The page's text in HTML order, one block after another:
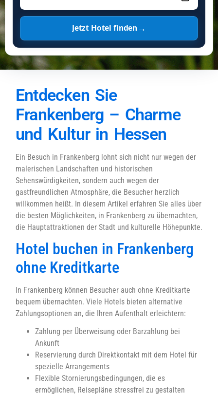
Jetzt Hotel finden→
Entdecken Sie
Frankenberg – Charme
und Kultur in Hessen
Ein Besuch in Frankenberg lohnt sich nicht nur wegen der
malerischen Landschaften und historischen
Sehenswürdigkeiten, sondern auch wegen der
gastfreundlichen Atmosphäre, die Besucher herzlich
willkommen heißt. In diesem Artikel erfahren Sie alles über
die besten Möglichkeiten, in Frankenberg zu übernachten,
die Hauptattraktionen der Stadt und kulturelle Höhepunkte.
Hotel buchen in Frankenberg
ohne Kreditkarte
In Frankenberg können Besucher auch ohne Kreditkarte
bequem übernachten. Viele Hotels bieten alternative
Zahlungsoptionen an, die Ihren Aufenthalt erleichtern:
Zahlung per Überweisung oder Barzahlung bei
Ankunft
Reservierung durch Direktkontakt mit dem Hotel für
spezielle Arrangements
Flexible Stornierungsbedingungen, die es
ermöglichen, Reisepläne stressfrei zu gestalten